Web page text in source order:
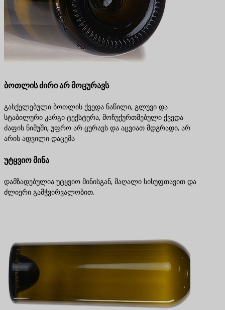
ბოთლის ძირი არ მოცურავს
გასქელებული ბოთლის ქვედა ნაწილი, გლუვი და
სტაბილური კარგი ტექსტურა, მოჩუქურთმებული ქვედა
ძაფის ნიმუში, უფრო არ ცურავს და აცვიათ მდგრადი, არ
არის ადვილი დაცემა
უტყვიო მინა
დამზადებულია უტყვიო მინისგან, მაღალი სისუფთავით და
ძლიერი გამჭვირვალობით.